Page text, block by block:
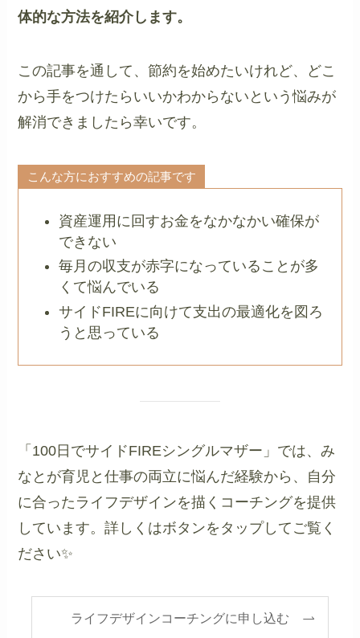
体的な方法を紹介します。
この記事を通して、節約を始めたいけれど、どこ
から手をつけたらいいかわからないという悩みが
解消できましたら幸いです。
こんな方におすすめの記事です
資産運用に回すお金をなかなかい確保が
できない
毎月の収支が赤字になっていることが多
くて悩んでいる
サイドFIREに向けて支出の最適化を図ろ
うと思っている
「100日でサイドFIREシングルマザー」では、み
なとが育児と仕事の両立に悩んだ経験から、自分
に合ったライフデザインを描くコーチングを提供
しています。詳しくはボタンをタップしてご覧く
ださい✨
ライフデザインコーチングに申し込む